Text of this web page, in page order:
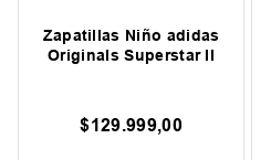
Zapatillas Niño adidas
Originals Superstar II
$129.999,00